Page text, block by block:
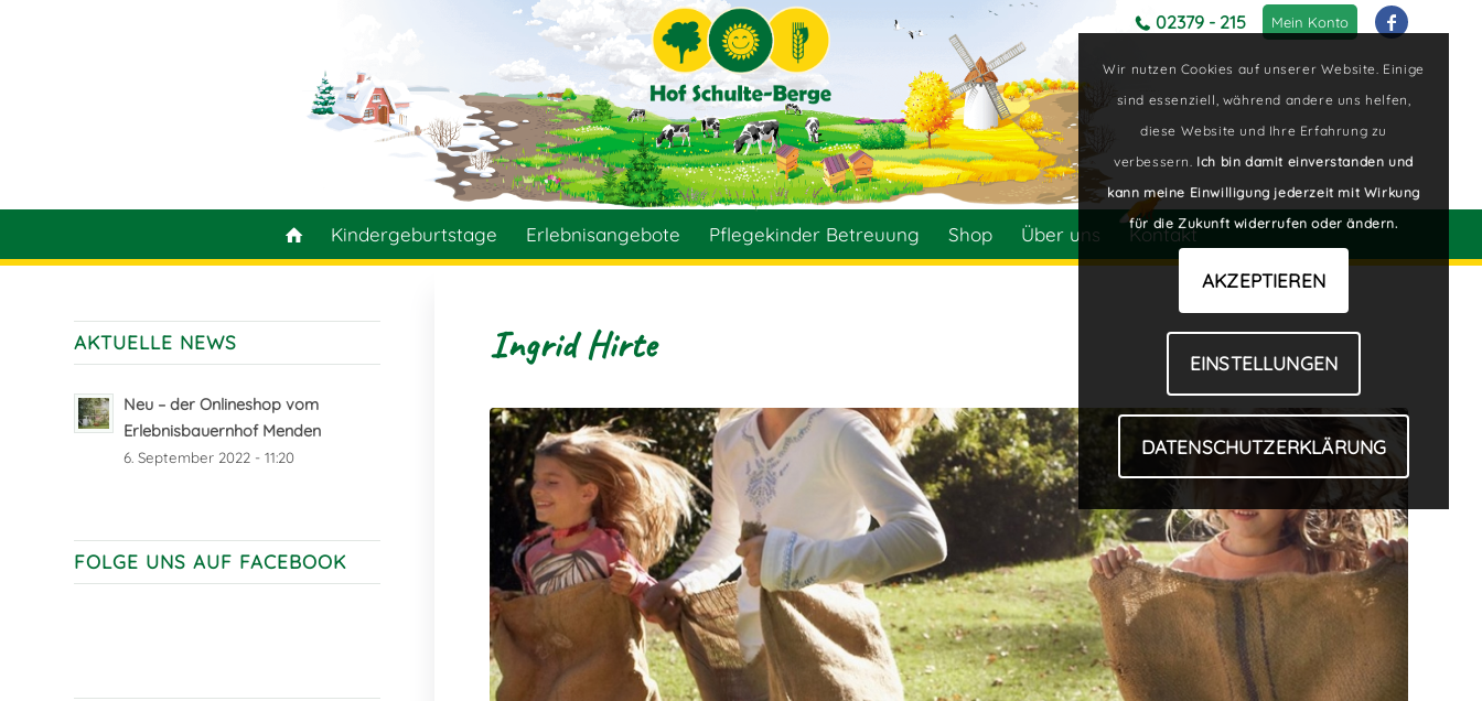
Mein Konto
02379 - 215
Kindergeburtstage Erlebnisangebote Pflegekinder Betreuung Shop Über uns Kontakt
Ingrid Hirte
AKTUELLE NEWS
Neu – der Onlineshop vom
Erlebnisbauernhof Menden
6. September 2022 - 11:20
FOLGE UNS AUF FACEBOOK
Wir nutzen Cookies auf unserer Website. Einige
sind essenziell, während andere uns helfen,
diese Website und Ihre Erfahrung zu
verbessern. Ich bin damit einverstanden und
kann meine Einwilligung jederzeit mit Wirkung
für die Zukunft widerrufen oder ändern.
AKZEPTIEREN
EINSTELLUNGEN
DATENSCHUTZERKLÄRUNG